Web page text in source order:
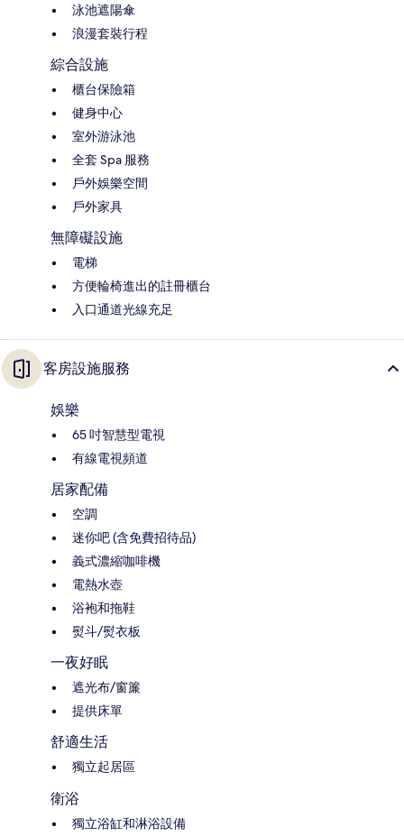
泳池遮陽傘
浪漫套裝行程
綜合設施
櫃台保險箱
健身中心
室外游泳池
全套 Spa 服務
戶外娛樂空間
戶外家具
無障礙設施
電梯
方便輪椅進出的註冊櫃台
入口通道光線充足
客房設施服務
娛樂
65 吋智慧型電視
有線電視頻道
居家配備
空調
迷你吧 (含免費招待品)
義式濃縮咖啡機
電熱水壺
浴袍和拖鞋
熨斗/熨衣板
一夜好眠
遮光布/窗簾
提供床單
舒適生活
獨立起居區
衛浴
獨立浴缸和淋浴設備